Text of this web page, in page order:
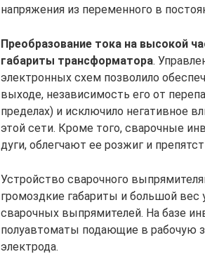
напряжения из переменного в
Преобразование тока на высокой
габариты трансформатора.
электронных схем позволило
выходе, независимость его от
пределах) и исключило негативное
этой сети. Кроме того, сварочные
дуги, облегчают ее розжиг и
Устройство сварочного
громоздкие габариты и большой вес
сварочных выпрямителей. На базе
полуавтоматы подающие в рабочую
электрода.